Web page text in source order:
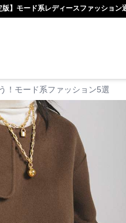
版】モード系レディースファッショ
！モード系ファッション5選